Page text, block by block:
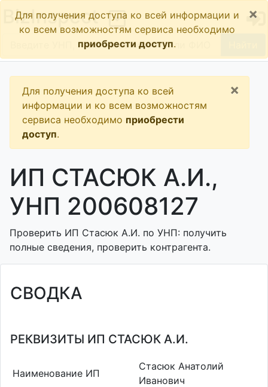
BizInspect
Для получения доступа ко всей информации и
ко всем возможностям сервиса необходимо
приобрести доступ.
×
Для получения доступа ко всей
информации и ко всем возможностям
сервиса необходимо приобрести
доступ.
×
ИП СТАСЮК А.И.,
УНП 200608127
Проверить ИП Стасюк А.И. по УНП: получить
полные сведения, проверить контрагента.
СВОДКА
РЕКВИЗИТЫ ИП СТАСЮК А.И.
Наименование ИП
Стасюк Анатолий
Иванович